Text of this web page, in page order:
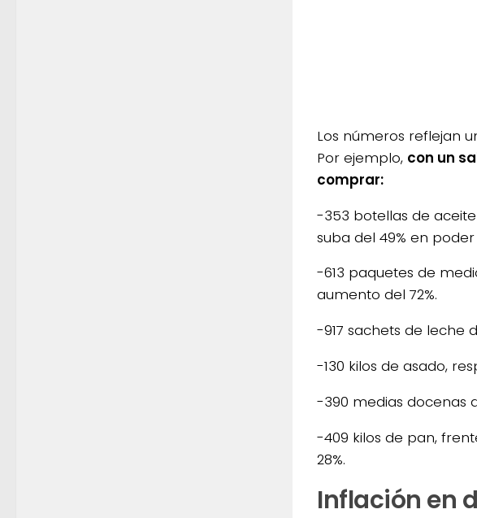
Los números reflejan
Por ejemplo, con un
comprar:
-353 botellas de aceite
suba del 49% en poder
-613 paquetes de
aumento del 72%.
-917 sachets de leche
-130 kilos de asado,
-390 medias docenas
-409 kilos de pan,
28%.
Inflación en